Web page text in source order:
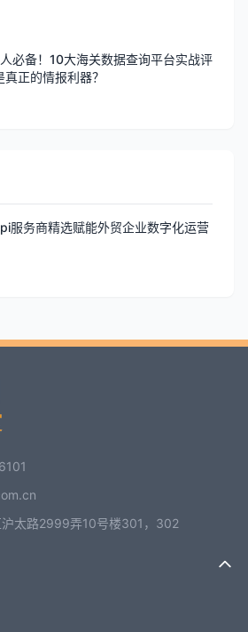
必备！10大海关数据查询平台实战评
正的情报利器？
服务商精选赋能外贸企业数字化运营
太路2999弄10号楼301，302